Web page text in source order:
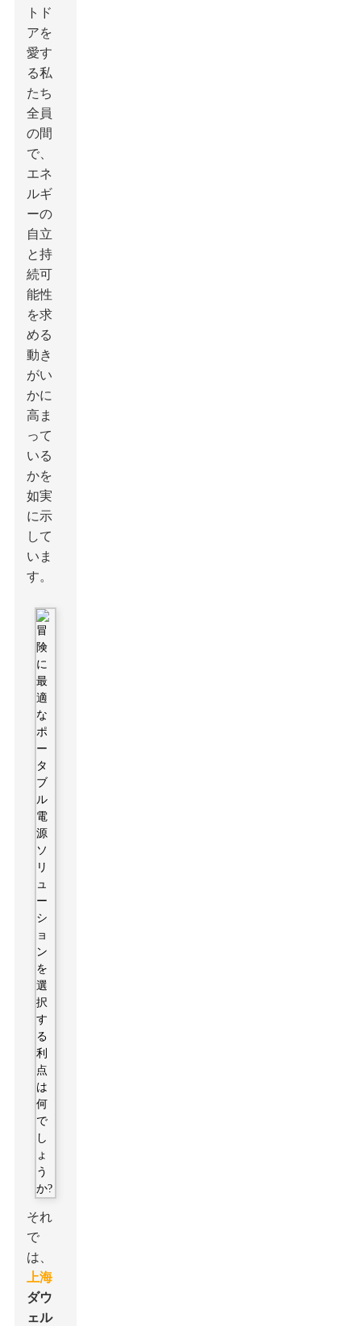
トド
アを
愛す
る私
たち
全員
の間
で、
エネ
ルギ
ーの
自立
と持
続可
能性
を求
める
動き
がい
かに
高ま
って
いる
かを
如実
に示
して
いま
す。
それ
で
は、
上海
ダウ
ェル